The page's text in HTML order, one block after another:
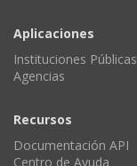
Aplicaciones
Instituciones Públicas
Agencias
Recursos
Documentación API
Centro de Ayuda